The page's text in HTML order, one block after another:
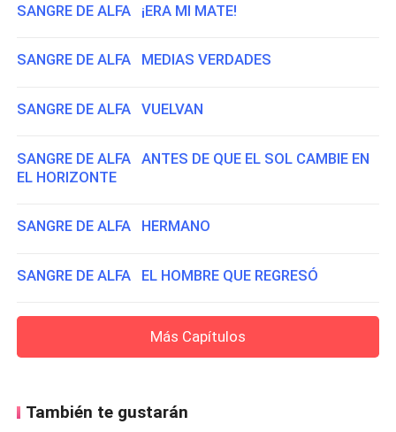
SANGRE DE ALFA ¡ERA MI MATE!
SANGRE DE ALFA MEDIAS VERDADES
SANGRE DE ALFA VUELVAN
SANGRE DE ALFA ANTES DE QUE EL SOL CAMBIE EN
EL HORIZONTE
SANGRE DE ALFA HERMANO
SANGRE DE ALFA EL HOMBRE QUE REGRESÓ
Más Capítulos
También te gustarán